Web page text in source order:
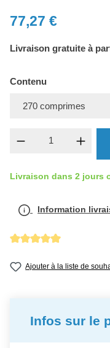
77,27 €
Livraison gratuite à
Contenu
Quantité de
Livraison dans 2 jours
Information
Ajouter à la liste de
Infos sur le